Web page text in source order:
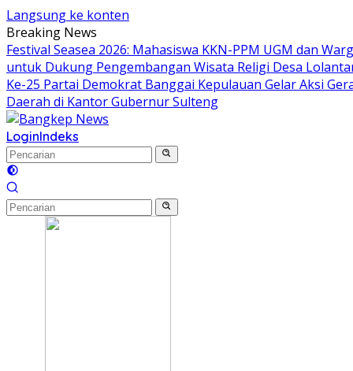
Langsung ke konten
Breaking News
Festival Seasea 2026: Mahasiswa KKN-PPM UGM dan
untuk Dukung Pengembangan Wisata Religi Desa
Ke-25 Partai Demokrat Banggai Kepulauan Gelar Aksi
Daerah di Kantor Gubernur Sulteng
LoginIndeks